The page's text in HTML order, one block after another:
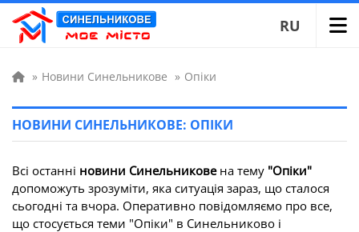
RU
» Новини Синельникове » Опіки
НОВИНИ СИНЕЛЬНИКОВЕ: ОПІКИ
Всі останні новини Синельниковена тему "Опіки"
допоможуть зрозуміти, яка ситуація зараз, що сталося
сьогодні та вчора. Оперативно повідомляємо про все,
що стосується теми "Опіки" в Синельниково і